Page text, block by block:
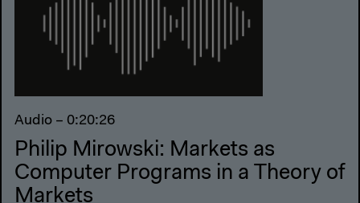
Audio – 0:20:26
Philip Mirowski: Markets as
Computer Programs in a Theory of
Markets